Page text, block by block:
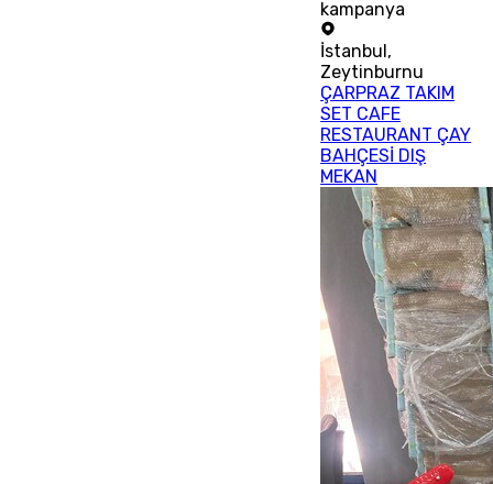
kampanya
İstanbul,
Zeytinburnu
ÇARPRAZ TAKIM
SET CAFE
RESTAURANT ÇAY
BAHÇESİ DIŞ
MEKAN